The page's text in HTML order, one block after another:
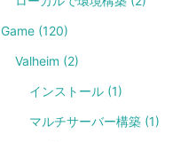
Game (120)
Valheim (2)
インストール (1)
マルチサーバー構築 (1)